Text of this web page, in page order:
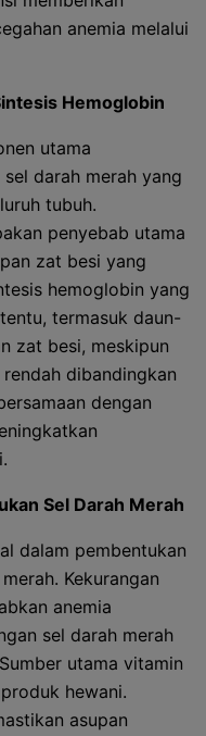
anemia melalui
Hemoglobin
utama
darah merah yang
tubuh.
penyebab utama
zat besi yang
hemoglobin yang
termasuk daun-
zat besi, meskipun
dibandingkan
dengan
Sel Darah Merah
dalam pembentukan
Kekurangan
anemia
sel darah merah
utama vitamin
hewani.
asupan